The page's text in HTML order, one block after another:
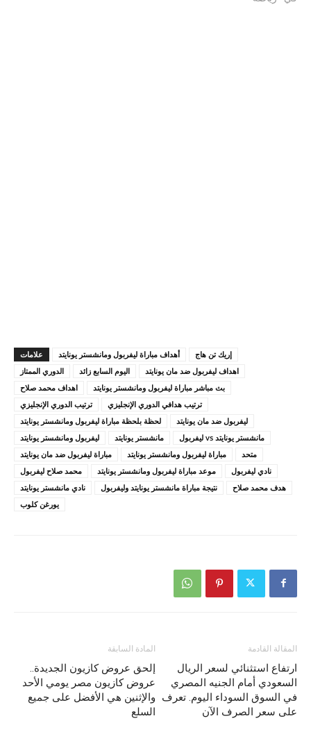
علامات أهداف مباراة ليفربول ومانشستر يونايتد
إريك تن هاج
الدوري الممتاز
اليوم السابع زائد
اهداف ليفربول ضد مان يونايتد
اهداف محمد صلاح
بث مباشر مباراة ليفربول ومانشستر يونايتد
ترتيب الدوري الإنجليزي
ترتيب هدافي الدوري الإنجليزي
لحظة بلحظة مباراة ليفربول ومانشستر يونايتد
ليفربول ضد مان يونايتد
ليفربول ومانشستر يونايتد
مانشستر يونايتد
مانشستر يونايتد vs ليفربول
مباراة ليفربول ضد مان يونايتد
مباراة ليفربول ومانشستر يونايتد
متحد
محمد صلاح ليفربول
موعد مباراة ليفربول ومانشستر يونايتد
نادي ليفربول
نادي مانشستر يونايتد
نتيجة مباراة مانشستر يونايتد وليفربول
هدف محمد صلاح
يورغن كلوب
المادة السابقة
إلحق عروض كازيون الجديدة..
عروض كازيون مصر يومي الأحد
والإثنين هي الأفضل على جميع
السلع
المقالة القادمة
ارتفاع استثنائي لسعر الريال
السعودي أمام الجنيه المصري
في السوق السوداء اليوم. تعرف
على سعر الصرف الآن